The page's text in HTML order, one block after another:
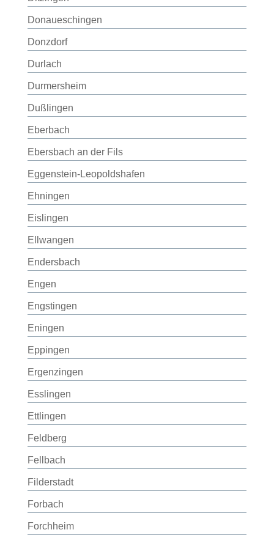
Donaueschingen
Donzdorf
Durlach
Durmersheim
Dußlingen
Eberbach
Ebersbach an der Fils
Eggenstein-Leopoldshafen
Ehningen
Eislingen
Ellwangen
Endersbach
Engen
Engstingen
Eningen
Eppingen
Ergenzingen
Esslingen
Ettlingen
Feldberg
Fellbach
Filderstadt
Forbach
Forchheim